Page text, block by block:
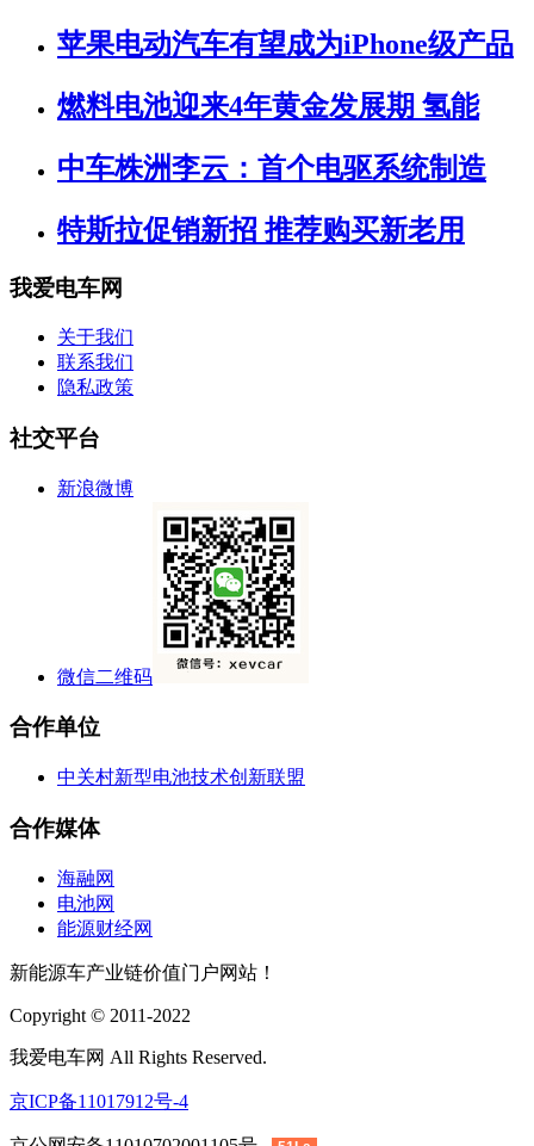
苹果电动汽车有望成为iPhone级产品
燃料电池迎来4年黄金发展期 氢能
中车株洲李云：首个电驱系统制造
特斯拉促销新招 推荐购买新老用
我爱电车网
关于我们
联系我们
隐私政策
社交平台
新浪微博
微信二维码
合作单位
中关村新型电池技术创新联盟
合作媒体
海融网
电池网
能源财经网
新能源车产业链价值门户网站！
Copyright © 2011-2022
我爱电车网 All Rights Reserved.
京ICP备11017912号-4